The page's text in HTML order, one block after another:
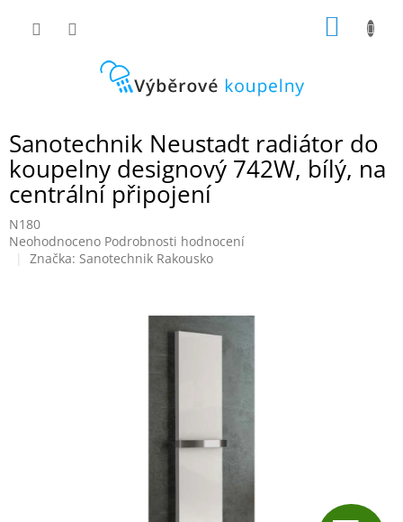
Sanotechnik Neustadt radiátor do
koupelny designový 742W, bílý, na
centrální připojení
N180
Průměrné
hodnocení
Neohodnoceno Podrobnosti hodnocení
Značka: Sanotechnik Rakousko